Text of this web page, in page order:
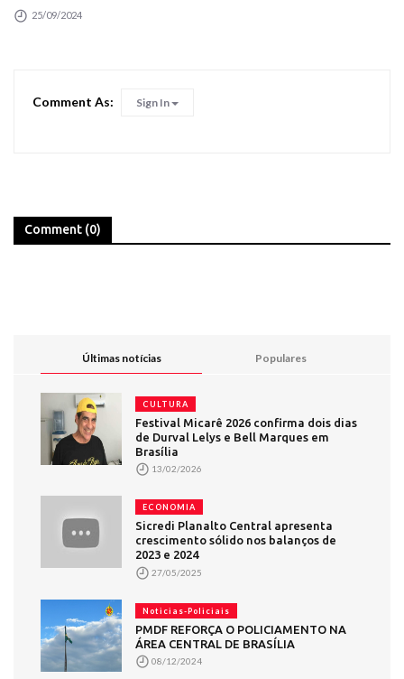
25/09/2024
Comment As: Sign In
Comment (0)
Últimas notícias Populares
CULTURA
Festival Micarê 2026 confirma dois dias
de Durval Lelys e Bell Marques em
Brasília
13/02/2026
ECONOMIA
Sicredi Planalto Central apresenta
crescimento sólido nos balanços de
2023 e 2024
27/05/2025
Noticias-Policiais
PMDF REFORÇA O POLICIAMENTO NA
ÁREA CENTRAL DE BRASÍLIA
08/12/2024